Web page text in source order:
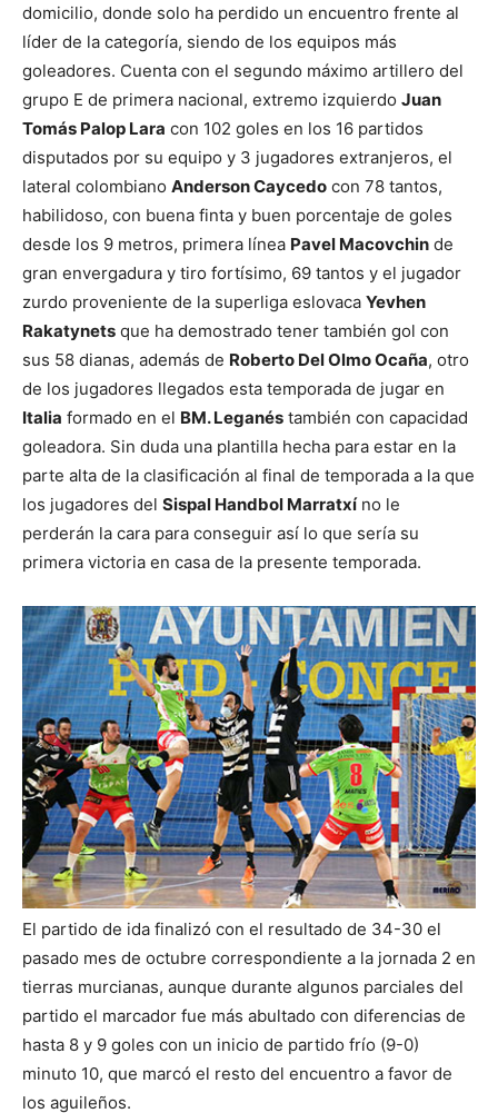
domicilio, donde solo ha perdido un encuentro frente al
líder de la categoría, siendo de los equipos más
goleadores. Cuenta con el segundo máximo artillero del
grupo E de primera nacional, extremo izquierdo Juan
Tomás Palop Lara con 102 goles en los 16 partidos
disputados por su equipo y 3 jugadores extranjeros, el
lateral colombiano Anderson Caycedo con 78 tantos,
habilidoso, con buena finta y buen porcentaje de goles
desde los 9 metros, primera línea Pavel Macovchin de
gran envergadura y tiro fortísimo, 69 tantos y el jugador
zurdo proveniente de la superliga eslovaca Yevhen
Rakatynets que ha demostrado tener también gol con
sus 58 dianas, además de Roberto Del Olmo Ocaña, otro
de los jugadores llegados esta temporada de jugar en
Italia formado en el BM. Leganés también con capacidad
goleadora. Sin duda una plantilla hecha para estar en la
parte alta de la clasificación al final de temporada a la que
los jugadores del Sispal Handbol Marratxíno le
perderán la cara para conseguir así lo que sería su
primera victoria en casa de la presente temporada.
El partido de ida finalizó con el resultado de 34-30 el
pasado mes de octubre correspondiente a la jornada 2 en
tierras murcianas, aunque durante algunos parciales del
partido el marcador fue más abultado con diferencias de
hasta 8 y 9 goles con un inicio de partido frío (9-0)
minuto 10, que marcó el resto del encuentro a favor de
los aguileños.